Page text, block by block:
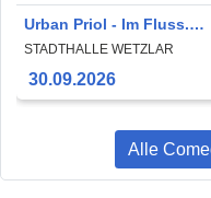
Urban Priol - Im Fluss.
Täglich quellfrisch, immer
aktuell!
STADTHALLE WETZLAR
30.09.2026
Alle